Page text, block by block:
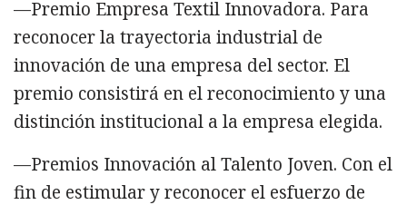
—Premio Empresa Textil Innovadora. Para
reconocer la trayectoria industrial de
innovación de una empresa del sector. El
premio consistirá en el reconocimiento y una
distinción institucional a la empresa elegida.
—Premios Innovación al Talento Joven. Con el
fin de estimular y reconocer el esfuerzo de